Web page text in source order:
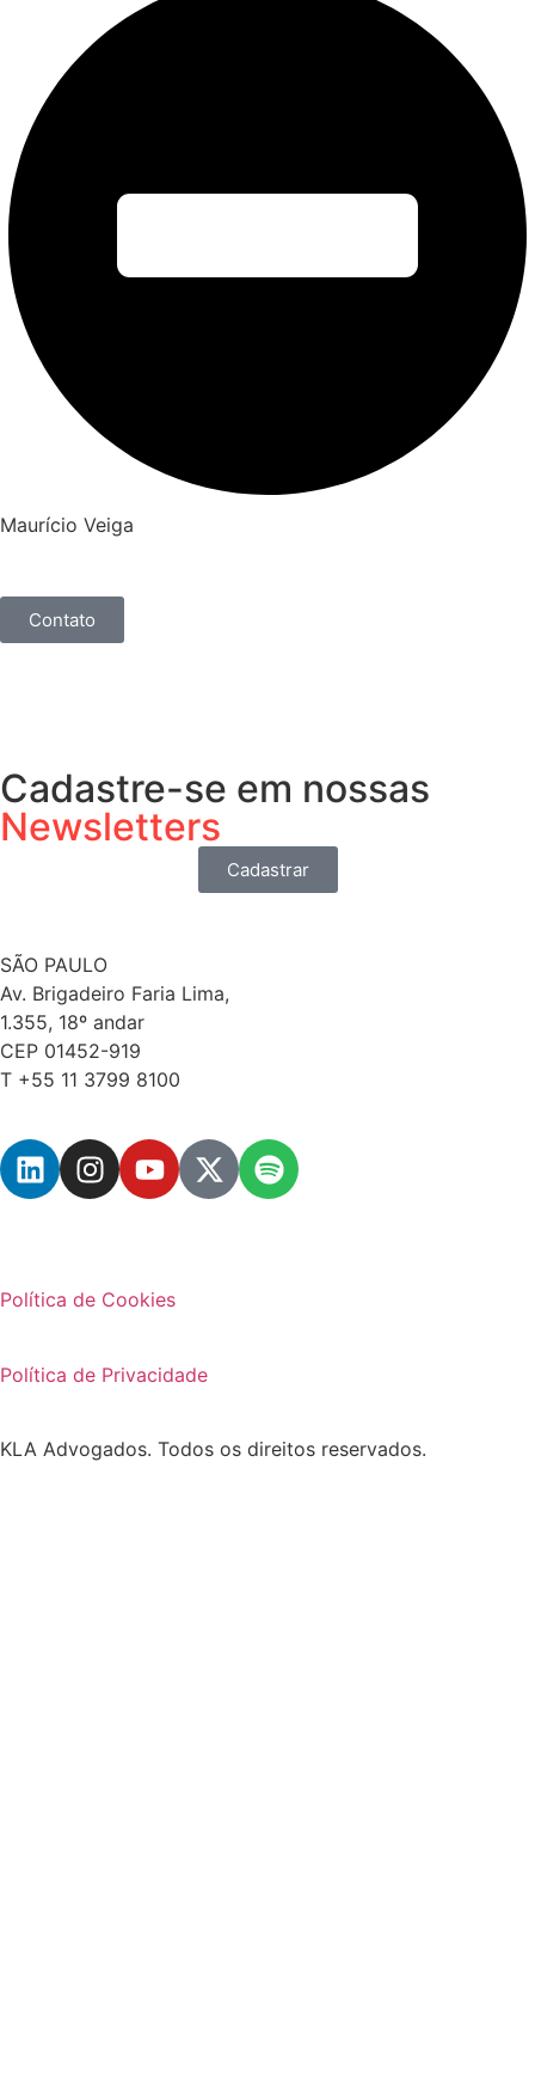
Maurício Veiga
Contato
Cadastre-se em nossas
Newsletters
Cadastrar
SÃO PAULO
Av. Brigadeiro Faria Lima,
1.355, 18º andar
CEP 01452-919
T +55 11 3799 8100
Política de Cookies
Política de Privacidade
KLA Advogados. Todos os direitos reservados.